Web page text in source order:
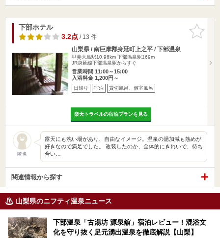
お気に入
りに追加
下部ホテル
3.2点/ 13 件
山梨県 / 南巨摩郡身延町上之平 / 下部温泉
甲斐大島駅10.96km 下部温泉駅169m
JR身延線下部温泉駅からすぐ
営業時間 11:00～15:00
入浴料金 1,200円～
日帰り 宿泊 貸切風呂、個室風呂
楽天トラベルの宿泊プランを見る
匿名
露天にも洗い場があり、自由なイメージ。温泉の湯加減も熱めが
好きなので満足でした。 改装したのか、全体的にきれいで、待ち
合い…
関連情報から探す
山梨県のニフティ温泉ニュース
下部温泉「古湯坊 源泉舘」宿泊レビュー！混浴文
化を守り抜く足元湧出温泉を徹底解説【山梨】